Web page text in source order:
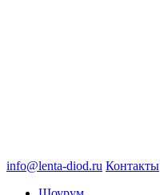
info@lenta-diod.ru Контакты